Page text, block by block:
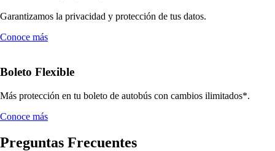
Garantizamos la privacidad y protección de tus datos.
Conoce más
Boleto Flexible
Más protección en tu boleto de autobús con cambios ilimitados*.
Conoce más
Preguntas Frecuentes